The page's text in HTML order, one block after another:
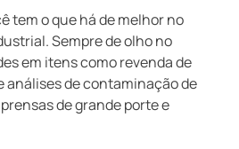
tem o que há de melhor no
Sempre de olho no
em itens como revenda de
análises de contaminação de
de grande porte e